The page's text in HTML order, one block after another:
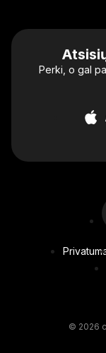
Perki, o gal
© 2026